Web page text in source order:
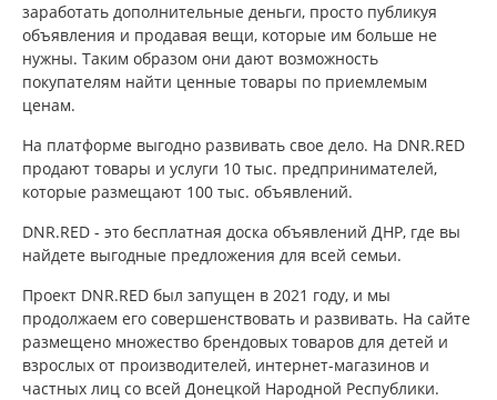
заработать дополнительные деньги, просто публикуя
объявления и продавая вещи, которые им больше не
нужны. Таким образом они дают возможность
покупателям найти ценные товары по приемлемым
ценам.
На платформе выгодно развивать свое дело. На DNR.RED
продают товары и услуги 10 тыс. предпринимателей,
которые размещают 100 тыс. объявлений.
DNR.RED - это бесплатная доска объявлений ДНР, где вы
найдете выгодные предложения для всей семьи.
Проект DNR.RED был запущен в 2021 году, и мы
продолжаем его совершенствовать и развивать. На сайте
размещено множество брендовых товаров для детей и
взрослых от производителей, интернет-магазинов и
частных лиц со всей Донецкой Народной Республики.